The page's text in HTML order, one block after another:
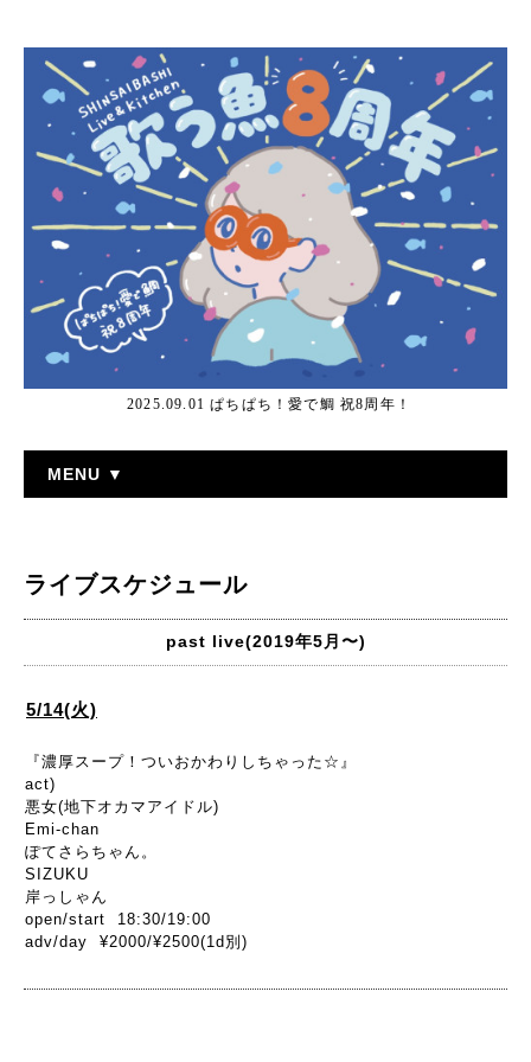
2025.09.01 ぱちぱち！愛で鯛 祝8周年！
MENU ▼
ライブスケジュール
past live(2019年5月〜)
5/14(火)
『濃厚スープ！ついおかわりしちゃった☆』
act)
悪女(地下オカマアイドル)
Emi-chan
ぽてさらちゃん。
SIZUKU
岸っしゃん
open/start 18:30/19:00
adv/day ¥2000/¥2500(1d別)